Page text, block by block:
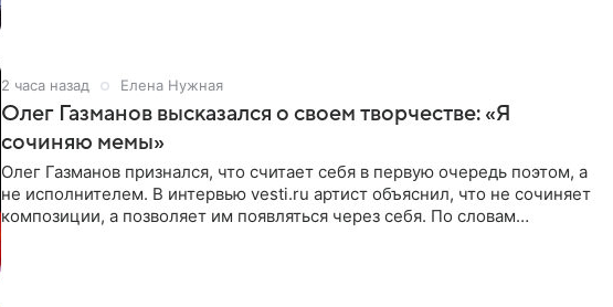
2 часа назад Елена Нужная
Олег Газманов высказался о своем творчестве: «Я
сочиняю мемы»
Олег Газманов признался, что считает себя в первую очередь поэтом, а
не исполнителем. В интервью vesti.ru артист объяснил, что не сочиняет
композиции, а позволяет им появляться через себя. По словам